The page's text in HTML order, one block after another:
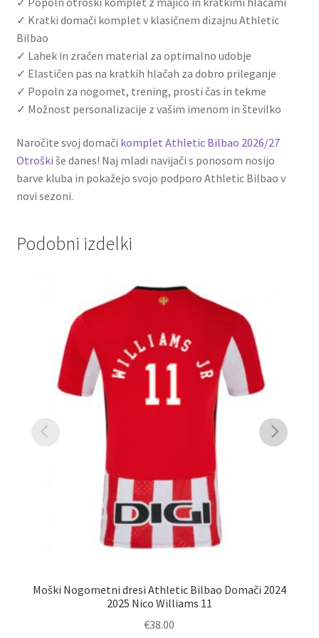
✓ Kratki domači komplet v klasičnem dizajnu Athletic
Bilbao
✓ Lahek in zračen material za optimalno udobje
✓ Elastičen pas na kratkih hlačah za dobro prileganje
✓ Popoln za nogomet, trening, prosti čas in tekme
✓ Možnost personalizacije z vašim imenom in številko
Naročite svoj domači komplet Athletic Bilbao 2026/27
Otroški še danes! Naj mladi navijači s ponosom nosijo
barve kluba in pokažejo svojo podporo Athletic Bilbao v
novi sezoni.
Podobni izdelki
Moški Nogometni dresi Athletic Bilbao Domači 2024
2025 Nico Williams 11
€38.00